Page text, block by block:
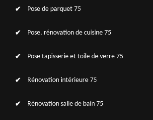
Pose de parquet 75
Pose, rénovation de cuisine 75
Pose tapisserie et toile de verre 75
Rénovation intérieure 75
Rénovation salle de bain 75